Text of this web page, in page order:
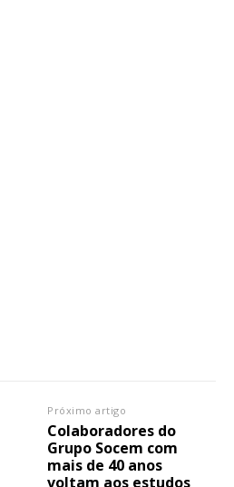
Próximo artigo
Colaboradores do
Grupo Socem com
mais de 40 anos
voltam aos estudos